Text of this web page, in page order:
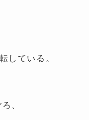
している。
、